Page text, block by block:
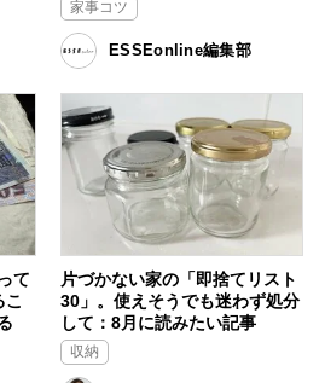
家事コツ
ESSEonline編集部
て
こ
片づかない家の「即捨てリスト
30」。使えそうでも迷わず処分
して：8月に読みたい記事
収納